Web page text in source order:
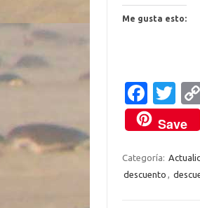
Me gusta esto:
Fa
c
e
b
o
T
w
it
te
r
Save
Categoría:
descuento ,